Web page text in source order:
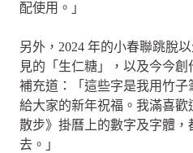
配使用。」
另外，2024 年的小春聯跳脫
見的「生仁糖」，以及今今
補充道：「這些字是我用竹
給大家的新年祝福。我滿喜
散步》掛曆上的數字及字體
去。」